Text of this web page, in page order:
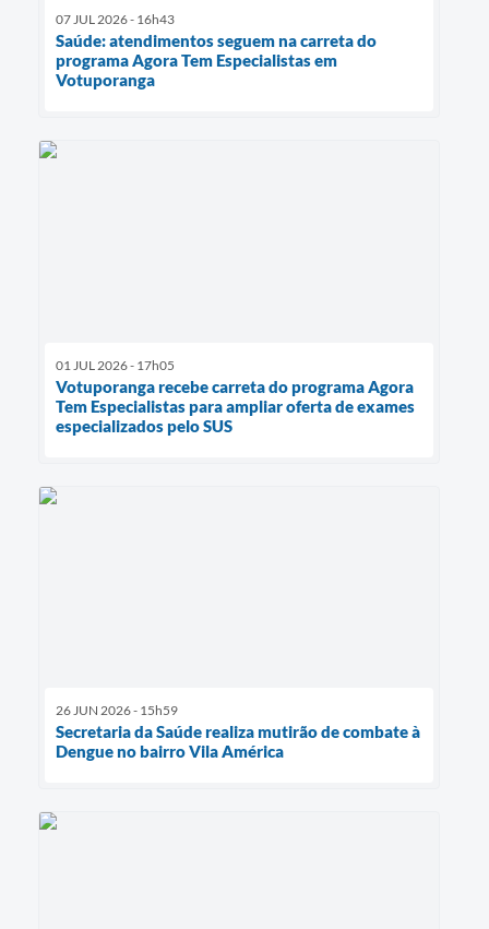
07 JUL 2026 - 16h43
Saúde: atendimentos seguem na carreta do
programa Agora Tem Especialistas em
Votuporanga
01 JUL 2026 - 17h05
Votuporanga recebe carreta do programa Agora
Tem Especialistas para ampliar oferta de exames
especializados pelo SUS
26 JUN 2026 - 15h59
Secretaria da Saúde realiza mutirão de combate à
Dengue no bairro Vila América